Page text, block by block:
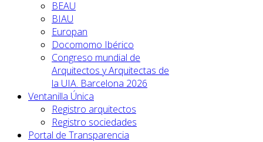
BEAU
BIAU
Europan
Docomomo Ibérico
Congreso mundial de
Arquitectos y Arquitectas de
la UIA. Barcelona 2026
Ventanilla Única
Registro arquitectos
Registro sociedades
Portal de Transparencia